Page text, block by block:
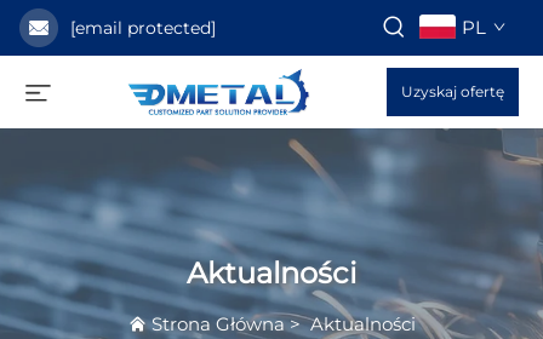
[email protected] PL
Uzyskaj ofertę
Aktualności
Strona Główna>Aktualności